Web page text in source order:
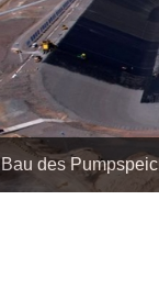
Bau des